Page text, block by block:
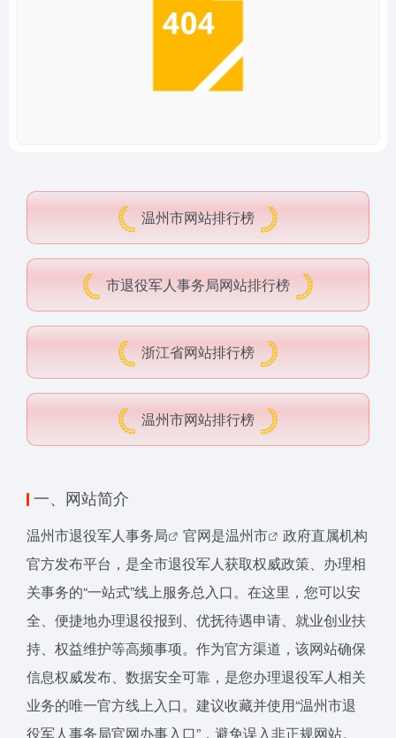
温州市网站排行榜
市退役军人事务局网站排行榜
浙江省网站排行榜
温州市网站排行榜
一、网站简介
温州市退役军人事务局 官网是温州市
政府直属机构
官方发布平台，是全市退役军人获取权威政策、办理相
关事务的“一站式”线上服务总入口。在这里，您可以安
全、便捷地办理退役报到、优抚待遇申请、就业创业扶
持、权益维护等高频事项。作为官方渠道，该网站确保
信息权威发布、数据安全可靠，是您办理退役军人相关
业务的唯一官方线上入口。建议收藏并使用“温州市退
役军人事务局官网办事入口”，避免误入非正规网站。